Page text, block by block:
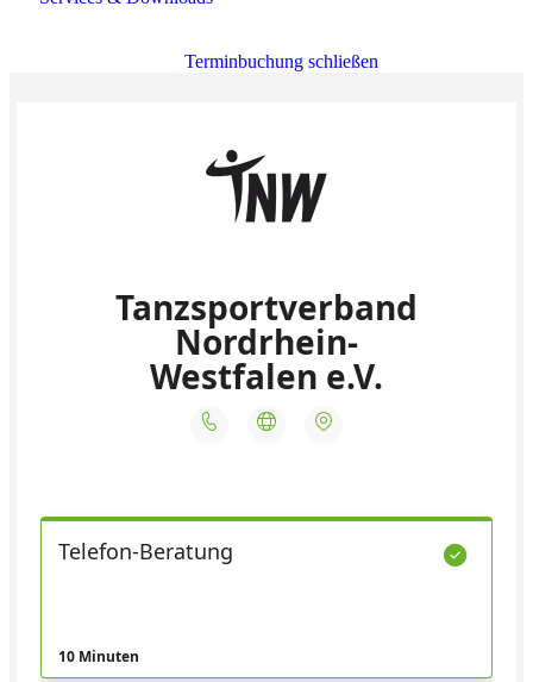
Terminbuchung schließen